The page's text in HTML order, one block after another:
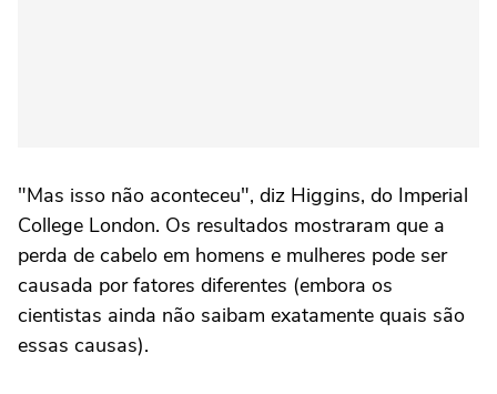
"Mas isso não aconteceu", diz Higgins, do Imperial
College London. Os resultados mostraram que a
perda de cabelo em homens e mulheres pode ser
causada por fatores diferentes (embora os
cientistas ainda não saibam exatamente quais são
essas causas).